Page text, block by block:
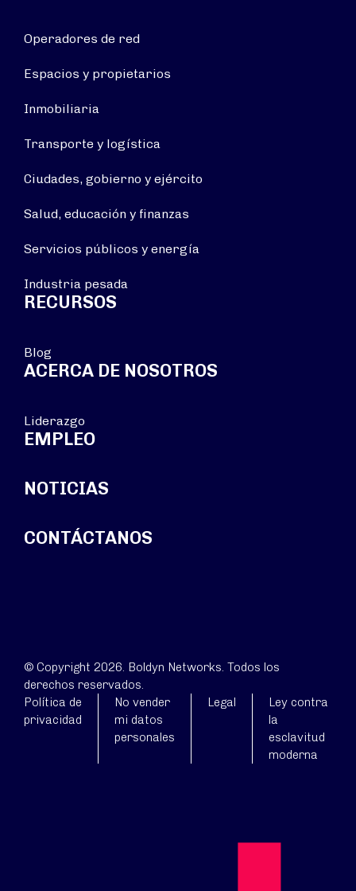
Operadores de red
Espacios y propietarios
Inmobiliaria
Transporte y logística
Ciudades, gobierno y ejército
Salud, educación y finanzas
Servicios públicos y energía
Industria pesada
RECURSOS
Blog
ACERCA DE NOSOTROS
Liderazgo
EMPLEO
NOTICIAS
CONTÁCTANOS
© Copyright 2026. Boldyn Networks. Todos los
derechos reservados.
Política de
privacidad
No vender
mi datos
personales
Legal
Ley contra
la
esclavitud
moderna